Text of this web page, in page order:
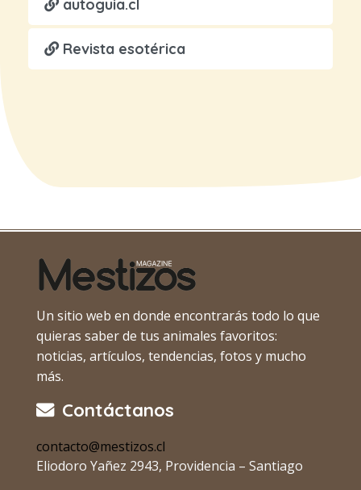
autoguia.cl
Revista esotérica
Un sitio web en donde encontrarás todo lo que
quieras saber de tus animales favoritos:
noticias, artículos, tendencias, fotos y mucho
más.
Contáctanos
contacto@mestizos.cl
Eliodoro Yañez 2943, Providencia – Santiago